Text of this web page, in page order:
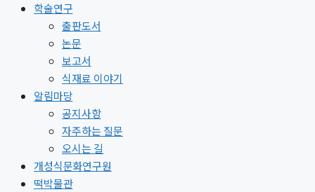
학술연구
출판도서
논문
보고서
식재료 이야기
알림마당
공지사항
자주하는 질문
오시는 길
개성식문화연구원
떡박물관